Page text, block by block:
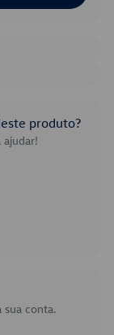
produto?
ajudar!
sua conta.